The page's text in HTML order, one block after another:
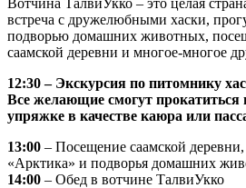
встреча с дружелюбными хаски,
подворью домашних животных,
саамской деревни и многое-многое
12:30 – Экскурсия по питомнику
Все желающие смогут прокатиться
упряжке в качестве каюра или
13:00 – Посещение саамской
«Арктика» и подворья домашних
14:00 – Обед в вотчине ТалвиУкко